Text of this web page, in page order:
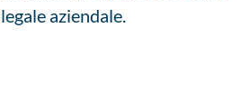
aziendale.